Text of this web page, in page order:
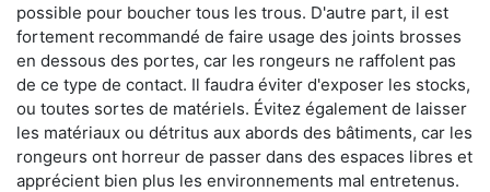
possible pour boucher tous les trous. D'autre part, il est
fortement recommandé de faire usage des joints brosses
en dessous des portes, car les rongeurs ne raffolent pas
de ce type de contact. Il faudra éviter d'exposer les stocks,
ou toutes sortes de matériels. Évitez également de laisser
les matériaux ou détritus aux abords des bâtiments, car les
rongeurs ont horreur de passer dans des espaces libres et
apprécient bien plus les environnements mal entretenus.